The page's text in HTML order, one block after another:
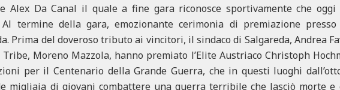
Alex Da Canal il quale a fine gara riconosce sportivamente che
Al termine della gara, emozionante cerimonia di premiazione
Prima del doveroso tributo ai vincitori, il sindaco di Salgareda, Andrea
Moreno Mazzola, hanno premiato l’Elite Austriaco Christoph
per il Centenario della Grande Guerra, che in questi luoghi
migliaia di giovani combattere una guerra terribile che lasciò morte e